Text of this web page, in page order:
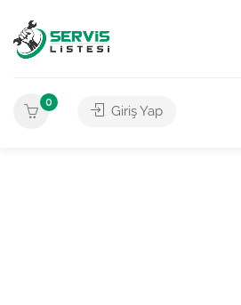
0
Giriş Yap